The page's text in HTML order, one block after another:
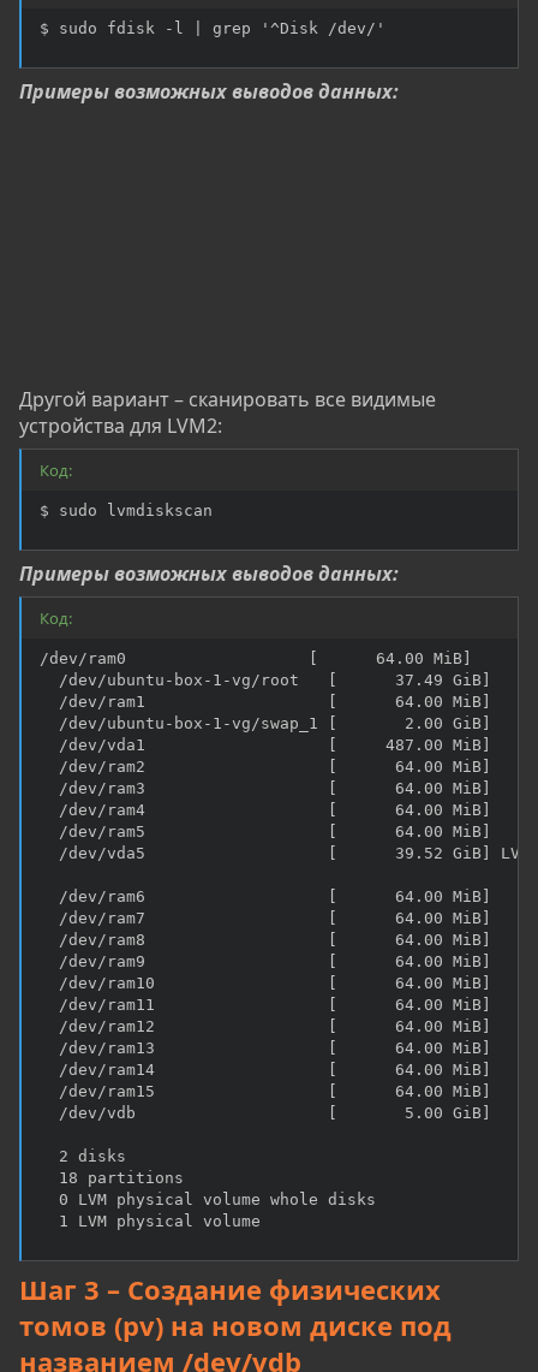
$ sudo fdisk -l | grep '^Disk /dev/'
Примеры возможных выводов данных:
Другой вариант – сканировать все видимые
устройства для LVM2:
Код:
$ sudo lvmdiskscan
Примеры возможных выводов данных:
Код:
/dev/ram0                   [      64.00 MiB]
  /dev/ubuntu-box-1-vg/root   [      37.49 GiB]
  /dev/ram1                   [      64.00 MiB]
  /dev/ubuntu-box-1-vg/swap_1 [       2.00 GiB]
  /dev/vda1                   [     487.00 MiB]
  /dev/ram2                   [      64.00 MiB]
  /dev/ram3                   [      64.00 MiB]
  /dev/ram4                   [      64.00 MiB]
  /dev/ram5                   [      64.00 MiB]
/dev/vda5                   [      39.52 GiB] LVM
  /dev/ram6                   [      64.00 MiB]
  /dev/ram7                   [      64.00 MiB]
  /dev/ram8                   [      64.00 MiB]
  /dev/ram9                   [      64.00 MiB]
  /dev/ram10                  [      64.00 MiB]
  /dev/ram11                  [      64.00 MiB]
  /dev/ram12                  [      64.00 MiB]
  /dev/ram13                  [      64.00 MiB]
  /dev/ram14                  [      64.00 MiB]
  /dev/ram15                  [      64.00 MiB]
  /dev/vdb                    [       5.00 GiB]
  2 disks
  18 partitions
  0 LVM physical volume whole disks
  1 LVM physical volume
Шаг 3 – Создание физических
томов (pv) на новом диске под
названием /dev/vdb